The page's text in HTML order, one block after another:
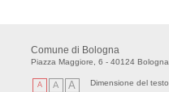
Comune di Bologna
Piazza Maggiore, 6 - 40124 Bologna
A A A Dimensione del testo